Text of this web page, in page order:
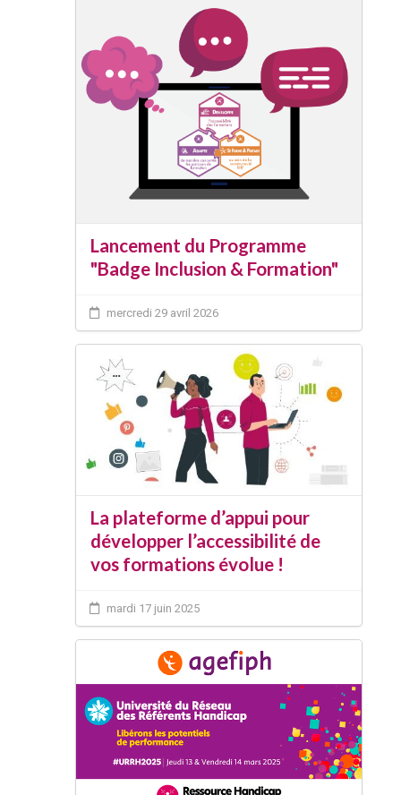
Lancement du Programme
"Badge Inclusion & Formation"
mercredi 29 avril 2026
La plateforme d’appui pour
développer l’accessibilité de
vos formations évolue !
mardi 17 juin 2025